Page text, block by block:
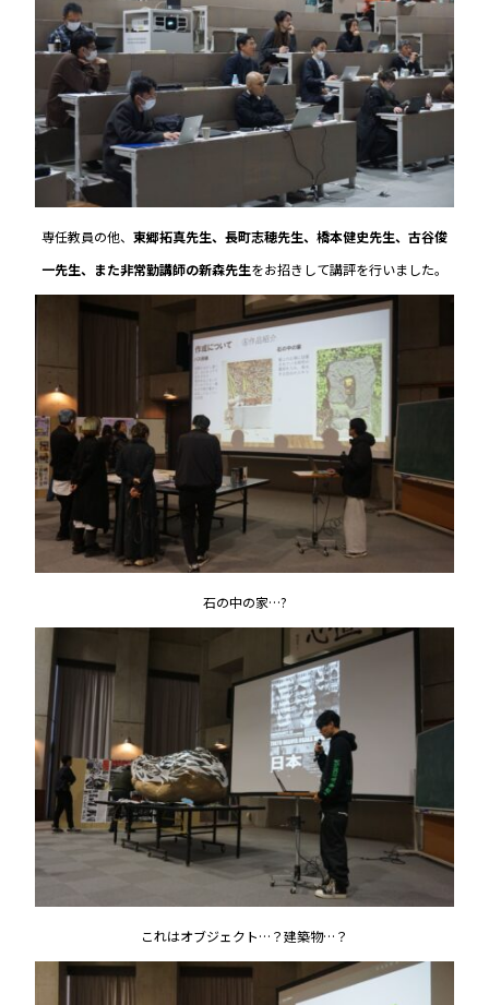
専任教員の他、 東郷拓真先生、長町志穂先生、橋本健史先生、古谷俊
一先生、また非常勤講師の新森先生をお招きして講評を行いました。
石の中の家…?
これはオブジェクト…？建築物…？